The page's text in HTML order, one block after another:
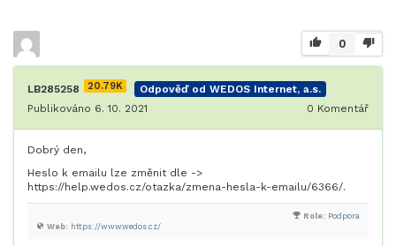
0
LB285258 20.79K
Odpověď od WEDOS Internet, a.s.
Publikováno 6. 10. 2021
0 Komentář
Dobrý den,
Heslo k emailu lze změnit dle ->
https://help.wedos.cz/otazka/zmena-hesla-k-emailu/6366/.
Role: Podpora
Web: https://www.wedos.cz/